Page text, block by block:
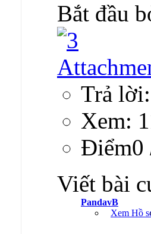
Bắt đầu
Trả lời:
Xem:
Ðiểm0
Viết bài
PandavB
Xem Hồ